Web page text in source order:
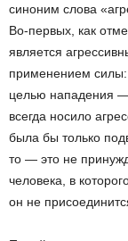
синоним слова
Во-первых, как
является
применением
целью нападения
всегда носило
была бы только
то — это не
человека, в
он не